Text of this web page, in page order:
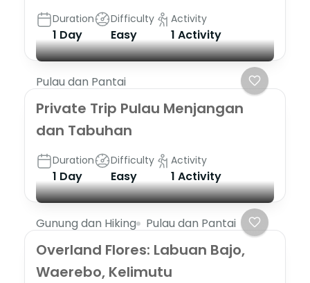
Duration
1 Day
Difficulty
Easy
Activity
1 Activity
Pulau dan Pantai
Private Trip Pulau Menjangan
dan Tabuhan
Duration
1 Day
Difficulty
Easy
Activity
1 Activity
Gunung dan Hiking Pulau dan Pantai
Overland Flores: Labuan Bajo,
Waerebo, Kelimutu